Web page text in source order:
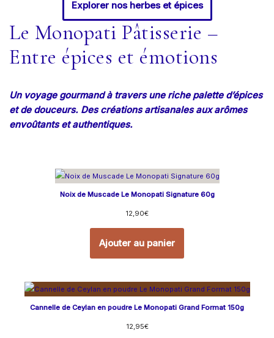
Explorer nos herbes et épices
Le Monopati Pâtisserie –
Entre épices et émotions
Un voyage gourmand à travers une riche palette d’épices
et de douceurs. Des créations artisanales aux arômes
envoûtants et authentiques.
Noix de Muscade Le Monopati Signature 60g
12,90€
Ajouter au panier
Cannelle de Ceylan en poudre Le Monopati Grand Format 150g
12,95€